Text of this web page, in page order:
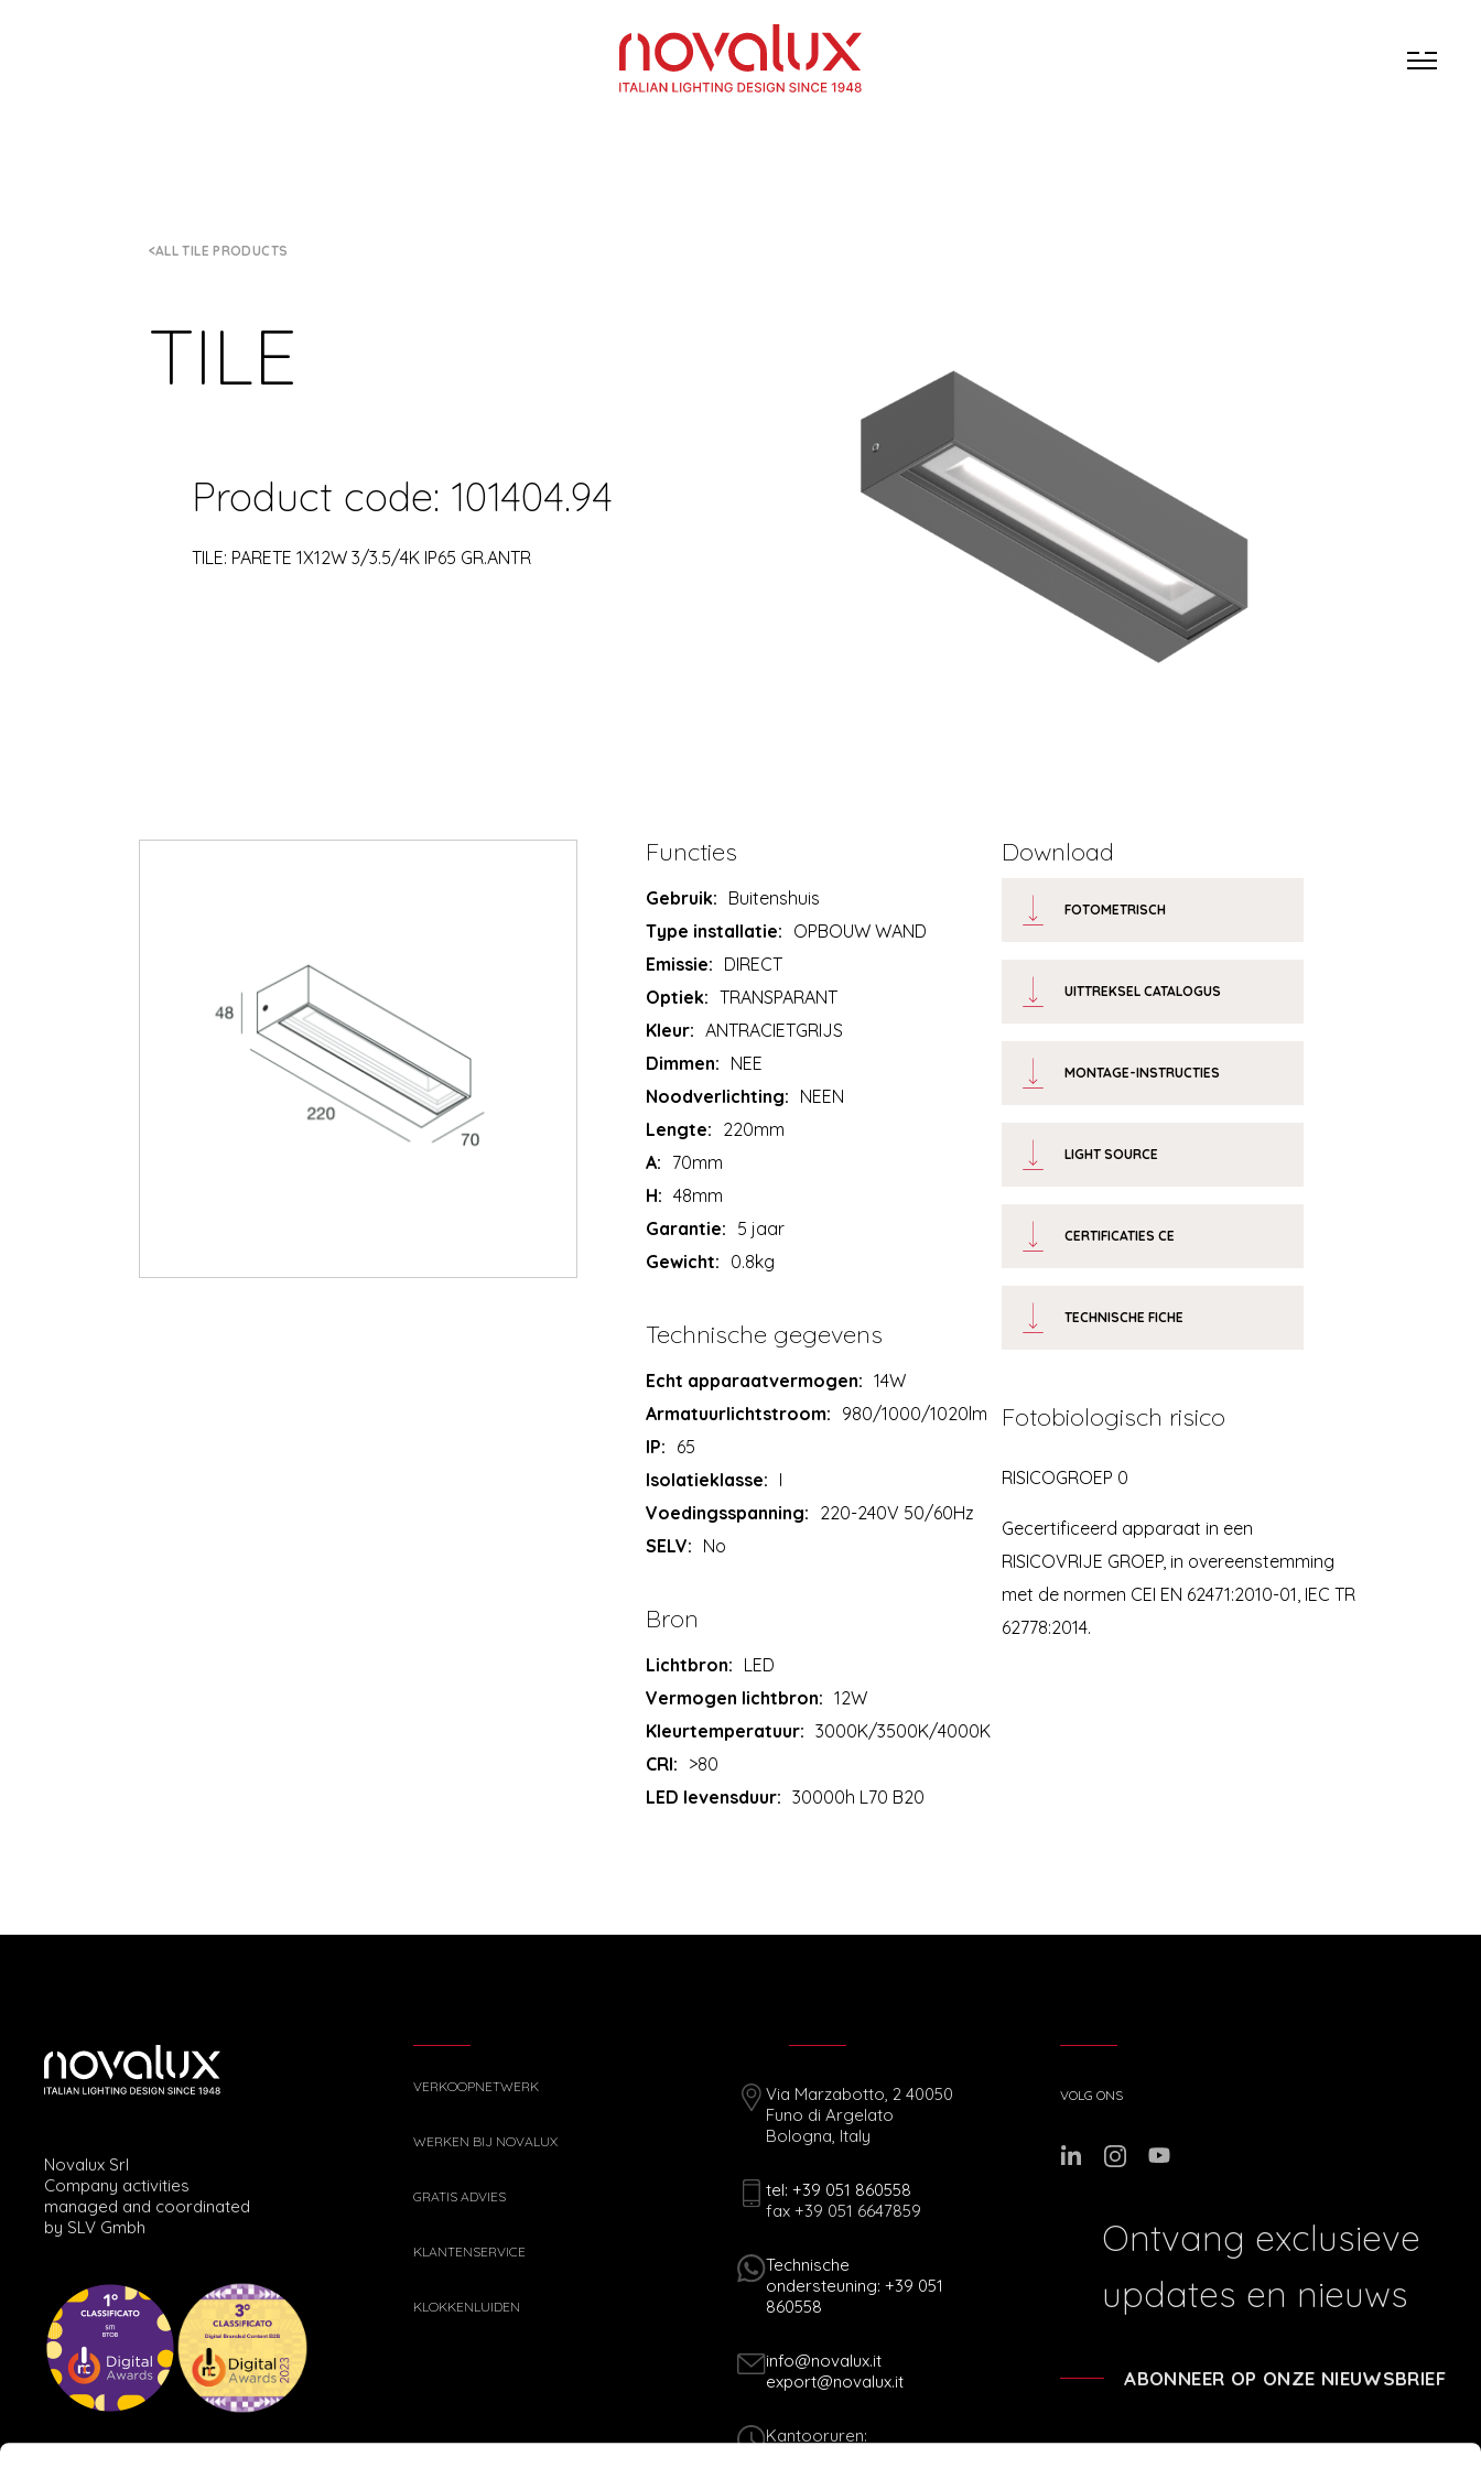
ALL TILE PRODUCTS
TILE
Product code: 101404.94
TILE: PARETE 1X12W 3/3.5/4K IP65 GR.ANTR
Functies
Gebruik: Buitenshuis
Type installatie: OPBOUW WAND
Emissie: DIRECT
Optiek: TRANSPARANT
Kleur: ANTRACIETGRIJS
Dimmen: NEE
Noodverlichting: NEEN
Lengte: 220mm
A: 70mm
H: 48mm
Garantie: 5 jaar
Gewicht: 0.8kg
Technische gegevens
Echt apparaatvermogen: 14W
Armatuurlichtstroom: 980/1000/1020lm
IP: 65
Isolatieklasse: I
Voedingsspanning: 220-240V 50/60Hz
SELV: No
Bron
Lichtbron: LED
Vermogen lichtbron: 12W
Kleurtemperatuur: 3000K/3500K/4000K
CRI: >80
LED levensduur: 30000h L70 B20
Download
FOTOMETRISCH
UITTREKSEL CATALOGUS
MONTAGE-INSTRUCTIES
LIGHT SOURCE
CERTIFICATIES CE
TECHNISCHE FICHE
Fotobiologisch risico
RISICOGROEP 0
Gecertificeerd apparaat in een
RISICOVRIJE GROEP, in overeenstemming
met de normen CEI EN 62471:2010-01, IEC TR
62778:2014.
Novalux Srl
Company activities
managed and coordinated
by SLV Gmbh
VERKOOPNETWERK
WERKEN BIJ NOVALUX
GRATIS ADVIES
KLANTENSERVICE
KLOKKENLUIDEN
Via Marzabotto, 2 40050
Funo di Argelato
Bologna, Italy
tel: +39 051 860558
fax +39 051 6647859
Technische
ondersteuning: +39 051
860558
info@novalux.it
export@novalux.it
Kantooruren:
VOLG ONS
Ontvang exclusieve
updates en nieuws
ABONNEER OP ONZE NIEUWSBRIEF